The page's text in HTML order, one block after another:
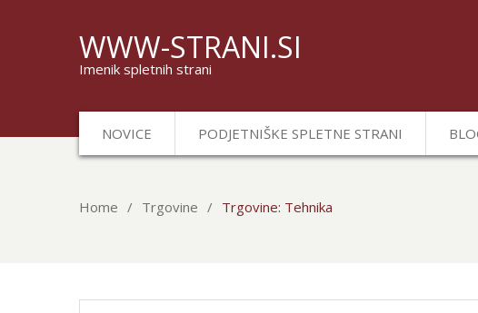
WWW-STRANI.SI
Imenik spletnih strani
NOVICE PODJETNIŠKE SPLETNE STRANI
Home Trgovine Trgovine: Tehnika